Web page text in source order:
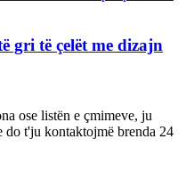
gri të çelët me dizajn
ose listën e çmimeve, ju
t'ju kontaktojmë brenda 24